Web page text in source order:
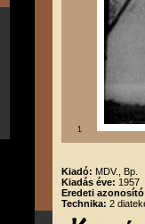
1
Kiadó: MDV., Bp.
Kiadás éve: 1957
Eredeti
Technika: 2